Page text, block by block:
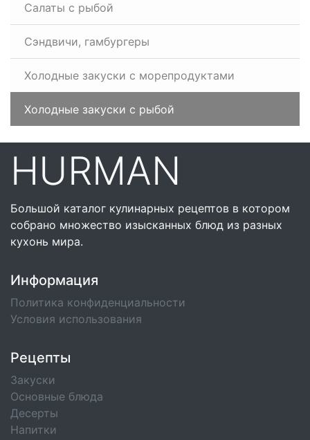
Салаты с рыбой
Сэндвичи, гамбургеры
Холодные закуски с морепродуктами
Холодные закуски с рыбой
HURMAN
Большой каталог кулинарных рецептов в котором
собрано множество изысканных блюд из разных
кухонь мира.
Информация
Политика конфиденциальности
Условия использования
Рецепты
Закуски
Основные блюда
Десерты
Напитки